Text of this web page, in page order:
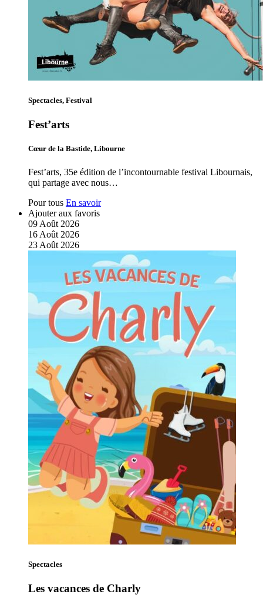
Spectacles, Festival
Fest’arts
Cœur de la Bastide, Libourne
Fest’arts, 35e édition de l’incontournable festival Libournais,
qui partage avec nous…
Pour tous En savoir
Ajouter aux favoris
09 Août 2026
16 Août 2026
23 Août 2026
Spectacles
Les vacances de Charly